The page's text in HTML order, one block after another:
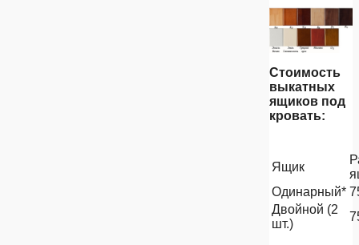
Стоимость
выкатных
ящиков под
кровать:
Ящик
Одинарный*
Двойной (2
шт.)